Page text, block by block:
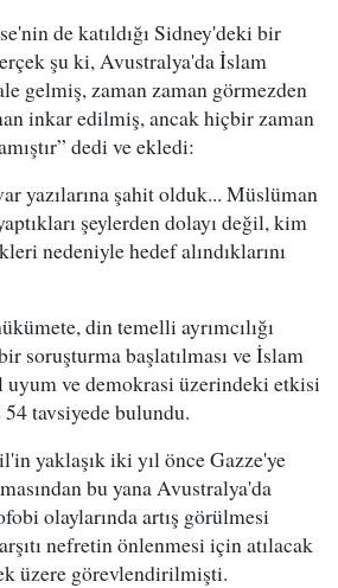
de katıldığı Sidney'deki bir
şu ki, Avustralya'da İslam
gelmiş, zaman zaman görmezden
inkar edilmiş, ancak hiçbir zaman
dedi ve ekledi:
yazılarına şahit olduk... Müslüman
şeylerden dolayı değil, kim
nedeniyle hedef alındıklarını
din temelli ayrımcılığı
soruşturma başlatılması ve İslam
uyum ve demokrasi üzerindeki etkisi
tavsiyede bulundu.
yaklaşık iki yıl önce Gazze'ye
bu yana Avustralya'da
olaylarında artış görülmesi
nefretin önlenmesi için atılacak
üzere görevlendirilmişti.